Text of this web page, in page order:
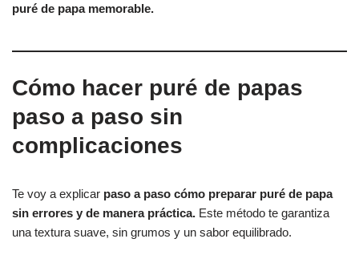
puré de papa memorable.
Cómo hacer puré de papas
paso a paso sin
complicaciones
Te voy a explicar paso a paso cómo preparar puré de papa
sin errores y de manera práctica. Este método te garantiza
una textura suave, sin grumos y un sabor equilibrado.